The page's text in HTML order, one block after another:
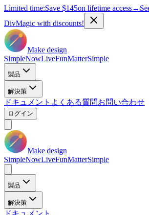
Limited time:Save $145on lifetime access→
DivMagic with discounts!
Make design
SimpleNowLiveFunMatterSimple
製品
解決策
ドキュメント よくある質問お問い合わせ
ログイン
Make design
SimpleNowLiveFunMatterSimple
製品
解決策
ドキュメント